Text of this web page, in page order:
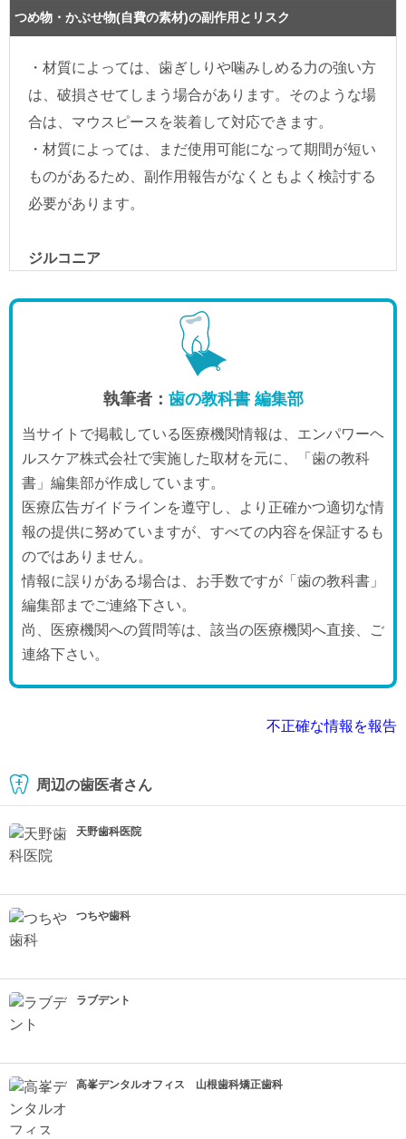
執筆者： 歯の教科書 編集部
当サイトで掲載している医療機関情報は、エンパワーヘ
ルスケア株式会社で実施した取材を元に、「歯の教科
書」編集部が作成しています。
医療広告ガイドラインを遵守し、より正確かつ適切な情
報の提供に努めていますが、すべての内容を保証するも
のではありません。
情報に誤りがある場合は、お手数ですが「歯の教科書」
編集部までご連絡下さい。
尚、医療機関への質問等は、該当の医療機関へ直接、ご
連絡下さい。
不正確な情報を報告
周辺の歯医者さん
天野歯科医院
つちや歯科
ラブデント
高峯デンタルオフィス 山根歯科矯正歯科